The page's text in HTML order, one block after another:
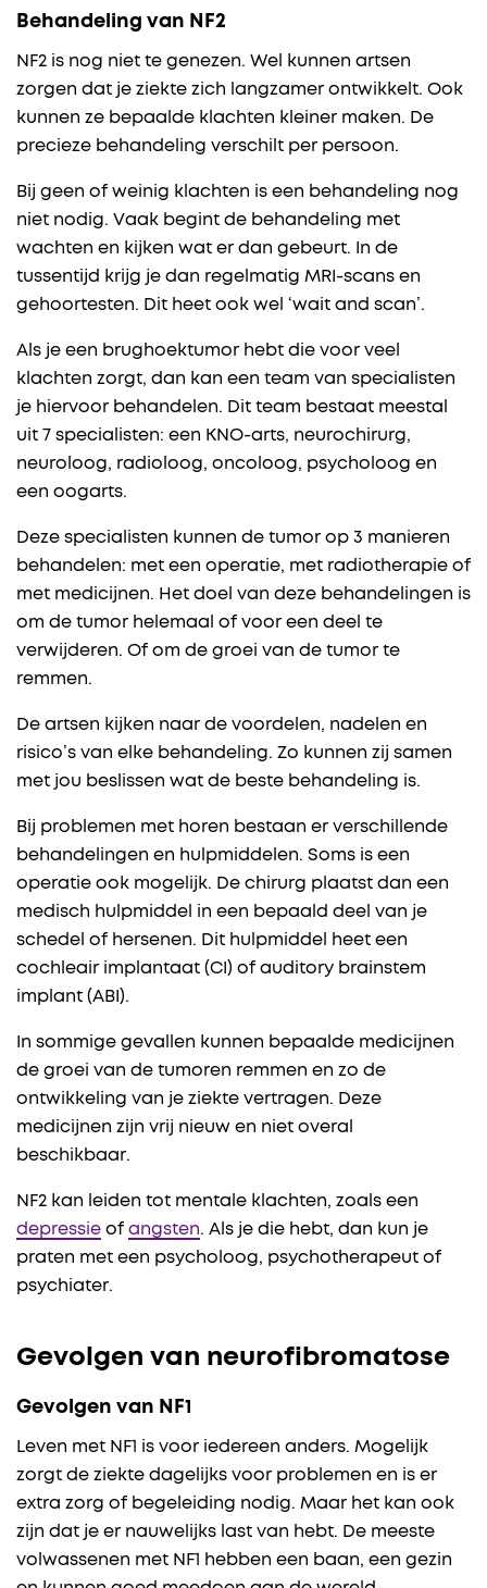
Behandeling van NF2
NF2 is nog niet te genezen. Wel kunnen artsen
zorgen dat je ziekte zich langzamer ontwikkelt. Ook
kunnen ze bepaalde klachten kleiner maken. De
precieze behandeling verschilt per persoon.
Bij geen of weinig klachten is een behandeling nog
niet nodig. Vaak begint de behandeling met
wachten en kijken wat er dan gebeurt. In de
tussentijd krijg je dan regelmatig MRI-scans en
gehoortesten. Dit heet ook wel ‘wait and scan’.
Als je een brughoektumor hebt die voor veel
klachten zorgt, dan kan een team van specialisten
je hiervoor behandelen. Dit team bestaat meestal
uit 7 specialisten: een KNO-arts, neurochirurg,
neuroloog, radioloog, oncoloog, psycholoog en
een oogarts.
Deze specialisten kunnen de tumor op 3 manieren
behandelen: met een operatie, met radiotherapie of
met medicijnen. Het doel van deze behandelingen is
om de tumor helemaal of voor een deel te
verwijderen. Of om de groei van de tumor te
remmen.
De artsen kijken naar de voordelen, nadelen en
risico’s van elke behandeling. Zo kunnen zij samen
met jou beslissen wat de beste behandeling is.
Bij problemen met horen bestaan er verschillende
behandelingen en hulpmiddelen. Soms is een
operatie ook mogelijk. De chirurg plaatst dan een
medisch hulpmiddel in een bepaald deel van je
schedel of hersenen. Dit hulpmiddel heet een
cochleair implantaat (CI) of auditory brainstem
implant (ABI).
In sommige gevallen kunnen bepaalde medicijnen
de groei van de tumoren remmen en zo de
ontwikkeling van je ziekte vertragen. Deze
medicijnen zijn vrij nieuw en niet overal
beschikbaar.
NF2 kan leiden tot mentale klachten, zoals een
depressie of angsten. Als je die hebt, dan kun je
praten met een psycholoog, psychotherapeut of
psychiater.
Gevolgen van neurofibromatose
Gevolgen van NF1
Leven met NF1 is voor iedereen anders. Mogelijk
zorgt de ziekte dagelijks voor problemen en is er
extra zorg of begeleiding nodig. Maar het kan ook
zijn dat je er nauwelijks last van hebt. De meeste
volwassenen met NF1 hebben een baan, een gezin